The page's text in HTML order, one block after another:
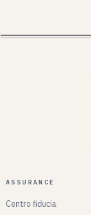
ASSURANCE
Centro fiducia